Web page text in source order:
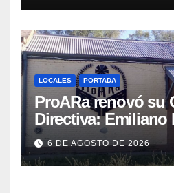
LOCALES PORTADA
ProARa renovó su
Directiva: Emiliano
el nuevo
6 DE AGOSTO DE 2026